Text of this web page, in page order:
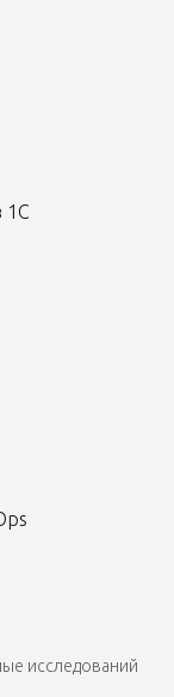
1С
исследований